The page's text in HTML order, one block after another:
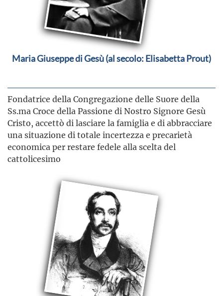
Maria Giuseppe di Gesù (al secolo: Elisabetta Prout)
Fondatrice della Congregazione delle Suore della
Ss.ma Croce della Passione di Nostro Signore Gesù
Cristo, accettò di lasciare la famiglia e di abbracciare
una situazione di totale incertezza e precarietà
economica per restare fedele alla scelta del
cattolicesimo